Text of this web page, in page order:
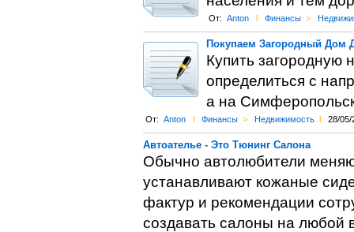
От: Anton l Финансы >
Покупаем Загородный Дом
Купить загородную
определиться с
а на
От: Anton l Финансы > Недвижимость l 28/05/
Автоателье - Это Тюнинг Салона
Обычно автолюбители
устанавливают кожаные
фактур и рекомендации
создавать салоны на любой